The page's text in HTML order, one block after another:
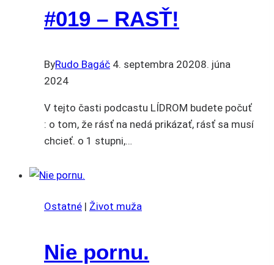
#019 – RASŤ!
ByRudo Bagáč 4. septembra 20208. júna
2024
V tejto časti podcastu LÍDROM budete počuť
: o tom, že rásť na nedá prikázať, rásť sa musí
chcieť. o 1 stupni,…
Ostatné | Život muža
Nie pornu.